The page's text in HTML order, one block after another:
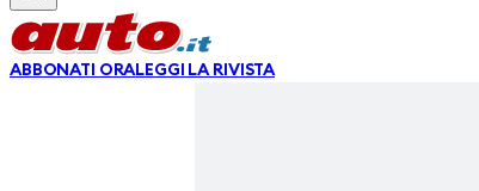
ABBONATI ORALEGGI LA RIVISTA